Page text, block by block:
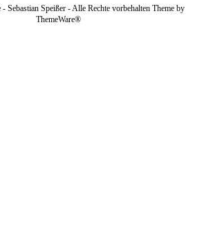
Sebastian Speißer - Alle Rechte vorbehalten Theme by
ThemeWare®